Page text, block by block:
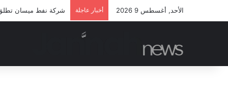
الأحد, أغسطس 9 2026 أخبار عاجلة شركة نفط ميسان تطلق